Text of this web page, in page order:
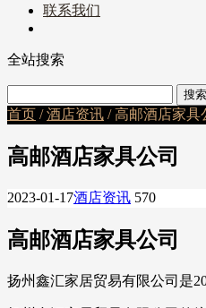
联系我们
全站搜索
首页 /酒店资讯 / 高邮酒店家具
高邮酒店家具公司
2023-01-17酒店资讯 570
高邮酒店家具公司
扬州鑫汇家居贸易有限公司是